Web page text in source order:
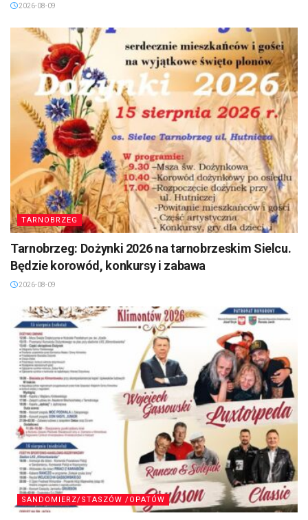
2026-08-09
TARNOBRZEG
Tarnobrzeg: Dożynki 2026 na tarnobrzeskim Sielcu.
Będzie korowód, konkursy i zabawa
2026-08-09
SANDOMIERZ/STASZÓW /OPATÓW